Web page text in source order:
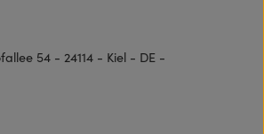
54 - 24114 - Kiel - DE -